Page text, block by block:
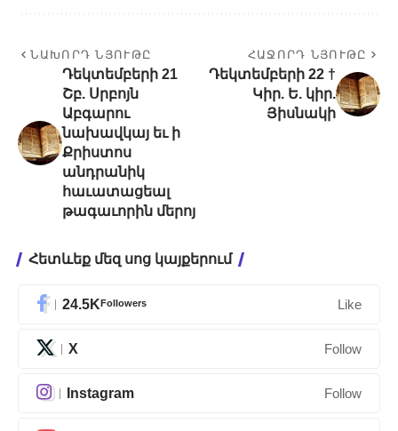
ՆԱԽՈՐԴ ՆՅՈՒԹԸ
Դեկտեմբերի 21
Շբ. Սրբոյն
Աբգարու
նախավկայ եւ ի
Քրիստոս
անդրանիկ
հաւատացեալ
թագաւորին մերոյ
ՀԱՋՈՐԴ ՆՅՈՒԹԸ
Դեկտեմբերի 22 †
Կիր. Ե. կիր.
Յիսնակի
Հետևեք մեզ սոց կայքերում
24.5KFollowers Like
X Follow
Instagram Follow